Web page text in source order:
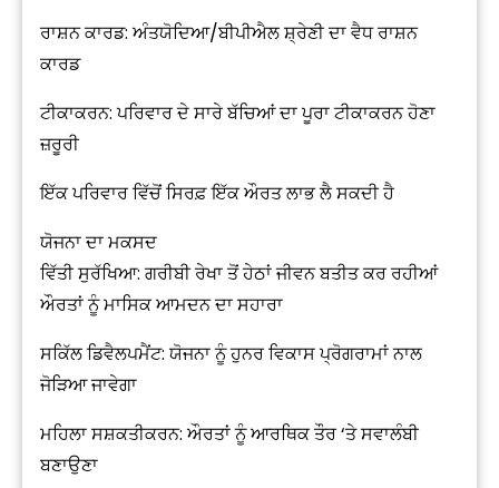
ਰਾਸ਼ਨ ਕਾਰਡ: ਅੰਤਯੋਦਿਆ/ਬੀਪੀਐਲ ਸ਼੍ਰੇਣੀ ਦਾ ਵੈਧ ਰਾਸ਼ਨ
ਕਾਰਡ
ਟੀਕਾਕਰਨ: ਪਰਿਵਾਰ ਦੇ ਸਾਰੇ ਬੱਚਿਆਂ ਦਾ ਪੂਰਾ ਟੀਕਾਕਰਨ ਹੋਣਾ
ਜ਼ਰੂਰੀ
ਇੱਕ ਪਰਿਵਾਰ ਵਿੱਚੋਂ ਸਿਰਫ਼ ਇੱਕ ਔਰਤ ਲਾਭ ਲੈ ਸਕਦੀ ਹੈ
ਯੋਜਨਾ ਦਾ ਮਕਸਦ
ਵਿੱਤੀ ਸੁਰੱਖਿਆ: ਗਰੀਬੀ ਰੇਖਾ ਤੋਂ ਹੇਠਾਂ ਜੀਵਨ ਬਤੀਤ ਕਰ ਰਹੀਆਂ
ਔਰਤਾਂ ਨੂੰ ਮਾਸਿਕ ਆਮਦਨ ਦਾ ਸਹਾਰਾ
ਸਕਿੱਲ ਡਿਵੈਲਪਮੈਂਟ: ਯੋਜਨਾ ਨੂੰ ਹੁਨਰ ਵਿਕਾਸ ਪ੍ਰੋਗਰਾਮਾਂ ਨਾਲ
ਜੋੜਿਆ ਜਾਵੇਗਾ
ਮਹਿਲਾ ਸਸ਼ਕਤੀਕਰਨ: ਔਰਤਾਂ ਨੂੰ ਆਰਥਿਕ ਤੌਰ ‘ਤੇ ਸਵਾਲੰਬੀ
ਬਣਾਉਣਾ